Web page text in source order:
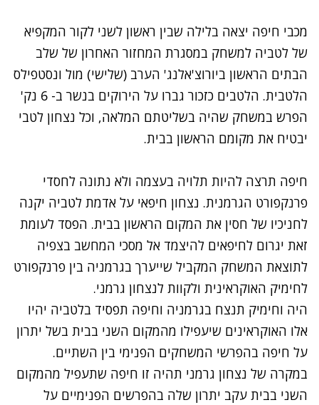
מכבי חיפה יצאה בלילה שבין ראשון לשני לקור המקפיא
של לטביה למשחק במסגרת המחזור האחרון של שלב
הבתים הראשון ביורוצ'אלנג' הערב (שלישי) מול ונסטפילס
הלטבית. הלטבים כזכור גברו על הירוקים בנשר ב- 6 נק'
הפרש במשחק שהיה בשליטתם המלאה, וכל נצחון לטבי
יבטיח את מקומם הראשון בבית.
חיפה תרצה להיות תלויה בעצמה ולא נתונה לחסדי
פרנקפורט הגרמנית. נצחון חיפאי על אדמת לטביה יקנה
לחניכיו של חסין את המקום הראשון בבית. הפסד לעומת
זאת יגרום לחיפאים להיצמד אל מסכי המחשב בצפיה
לתוצאת המשחק המקביל שייערך בגרמניה בין פרנקפורט
לחימיק האוקראינית ולקוות לנצחון גרמני.
היה וחימיק תנצח בגרמניה וחיפה תפסיד בלטביה יהיו
אלו האוקראינים שיעפילו מהמקום השני בבית בשל יתרון
על חיפה בהפרשי המשחקים הפנימי בין השתיים.
במקרה של נצחון גרמני תהיה זו חיפה שתעפיל מהמקום
השני בבית עקב יתרון שלה בהפרשים הפנימיים על